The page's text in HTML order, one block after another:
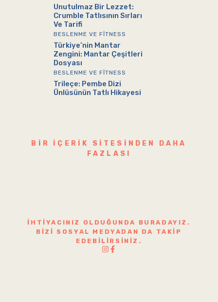
Unutulmaz Bir Lezzet:
Crumble Tatlısının Sırları
Ve Tarifi
BESLENME VE FITNESS
Türkiye’nin Mantar
Zengini: Mantar Çeşitleri
Dosyası
BESLENME VE FITNESS
Trileçe: Pembe Dizi
Ünlüsünün Tatlı Hikayesi
BIR IÇERIK SITESINDEN DAHA
FAZLASI
İHTIYACINIZ OLDUĞUNDA BURADAYIZ.
BIZI SOSYAL MEDYADAN DA TAKIP
EDEBILIRSINIZ.